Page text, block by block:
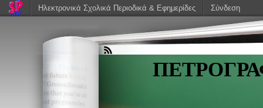
Ηλεκτρονικά Σχολικά Περιοδικά & Εφημερίδες Σύνδεση